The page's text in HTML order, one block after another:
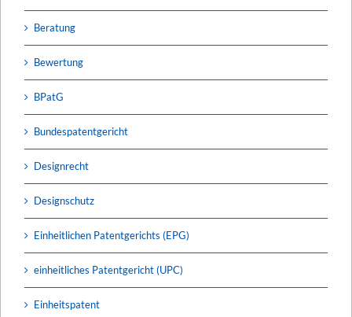
Beratung
Bewertung
BPatG
Bundespatentgericht
Designrecht
Designschutz
Einheitlichen Patentgerichts (EPG)
einheitliches Patentgericht (UPC)
Einheitspatent